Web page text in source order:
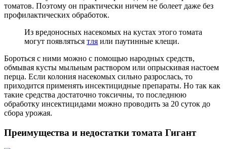
томатов. Поэтому он практически ничем не болеет даже без
профилактических обработок.
Из вредоносных насекомых на кустах этого томата
могут появляться тля или паутинные клещи.
Бороться с ними можно с помощью народных средств,
обмывая кусты мыльным раствором или опрыскивая настоем
перца. Если колония насекомых сильно разрослась, то
приходится применять инсектицидные препараты. Но так как
такие средства достаточно токсичны, то последнюю
обработку инсектицидами можно проводить за 20 суток до
сбора урожая.
Преимущества и недостатки томата Гигант